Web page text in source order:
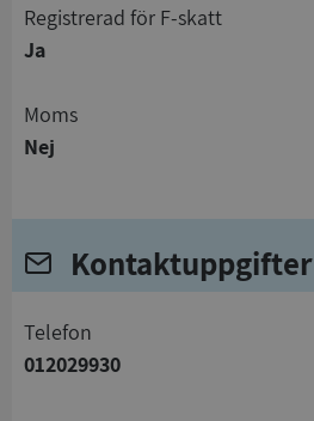
registrerad för F-skatt
Ja
Moms
Nej
Kontaktuppgifter
telefon
012029930